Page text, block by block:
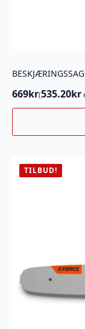
669kr(535.20kr
TILBUD!